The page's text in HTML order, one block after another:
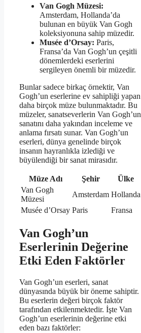
Van Gogh Müzesi:
Amsterdam, Hollanda’da
bulunan en büyük Van Gogh
koleksiyonuna sahip müzedir.
Musée d’Orsay: Paris,
Fransa’da Van Gogh’un çeşitli
dönemlerdeki eserlerini
sergileyen önemli bir müzedir.
Bunlar sadece birkaç örnektir, Van
Gogh’un eserlerine ev sahipliği yapan
daha birçok müze bulunmaktadır. Bu
müzeler, sanatseverlerin Van Gogh’un
sanatını daha yakından inceleme ve
anlama fırsatı sunar. Van Gogh’un
eserleri, dünya genelinde birçok
insanın hayranlıkla izlediği ve
büyülendiği bir sanat mirasıdır.
Müze Adı Şehir
Ülke
Van Gogh
Müzesi
Amsterdam Hollanda
Musée d’Orsay Paris Fransa
Van Gogh’un
Eserlerinin Değerine
Etki Eden Faktörler
Van Gogh’un eserleri, sanat
dünyasında büyük bir öneme sahiptir.
Bu eserlerin değeri birçok faktör
tarafından etkilenmektedir. İşte Van
Gogh’un eserlerinin değerine etki
eden bazı faktörler: